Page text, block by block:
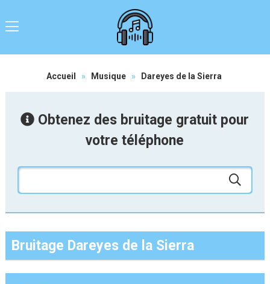
Accueil » Musique » Dareyes de la Sierra
Obtenez des bruitage gratuit pour
votre téléphone
Bruitage Dareyes de la Sierra